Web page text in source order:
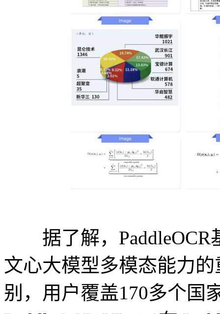
据了解，PaddleOCR
文心大模型多模态能力
别，用户覆盖170多个国